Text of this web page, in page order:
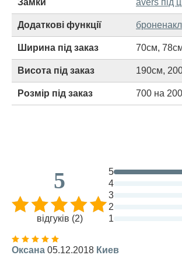
Замки avers під
Додаткові функції
Ширина під заказ 70см,
Висота під заказ 190см,
Розмір під заказ 700 на
5
відгуків (2)
5
4
3
2
1
Оксана 05.12.2018 Киев